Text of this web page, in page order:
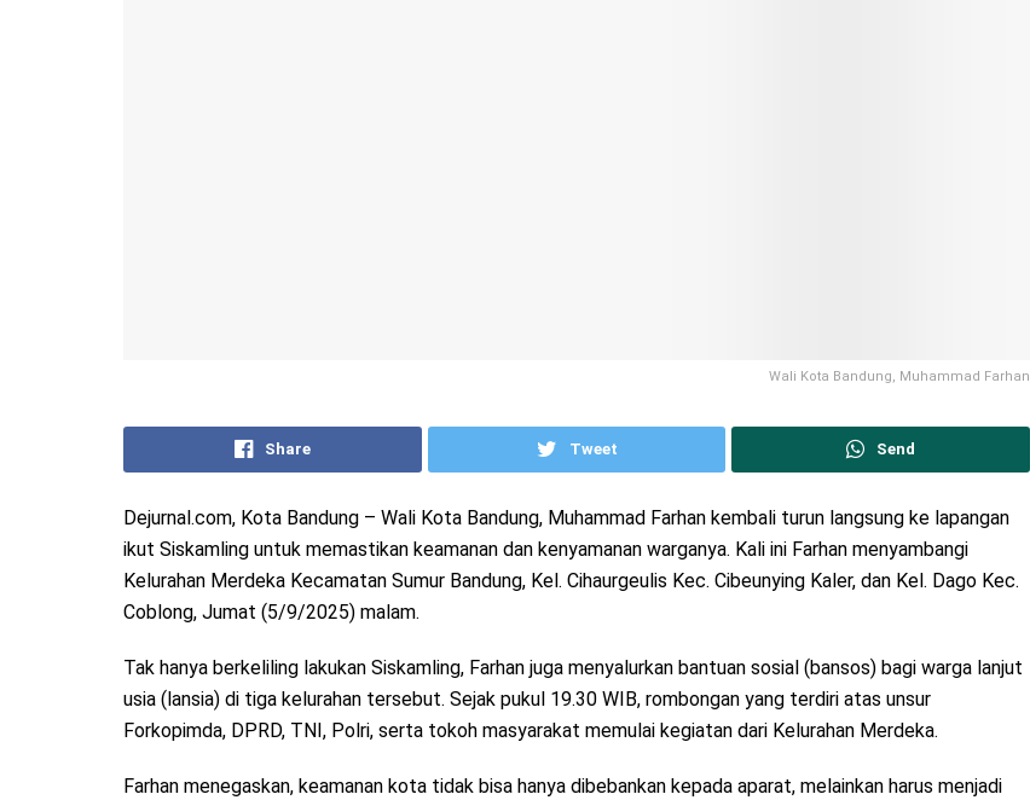
Wali Kota Bandung, Muhammad Farhan
Share Tweet Send
Dejurnal.com, Kota Bandung – Wali Kota Bandung, Muhammad Farhan kembali turun langsung ke lapangan
ikut Siskamling untuk memastikan keamanan dan kenyamanan warganya. Kali ini Farhan menyambangi
Kelurahan Merdeka Kecamatan Sumur Bandung, Kel. Cihaurgeulis Kec. Cibeunying Kaler, dan Kel. Dago Kec.
Coblong, Jumat (5/9/2025) malam.
Tak hanya berkeliling lakukan Siskamling, Farhan juga menyalurkan bantuan sosial (bansos) bagi warga lanjut
usia (lansia) di tiga kelurahan tersebut. Sejak pukul 19.30 WIB, rombongan yang terdiri atas unsur
Forkopimda, DPRD, TNI, Polri, serta tokoh masyarakat memulai kegiatan dari Kelurahan Merdeka.
Farhan menegaskan, keamanan kota tidak bisa hanya dibebankan kepada aparat, melainkan harus menjadi